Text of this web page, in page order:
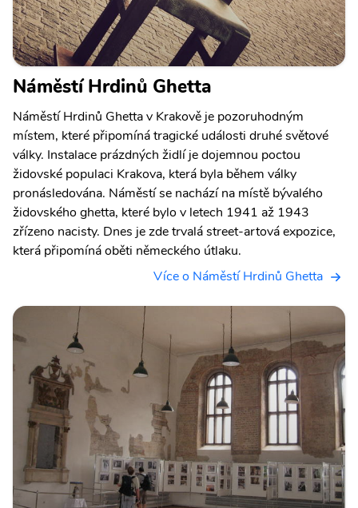
Náměstí Hrdinů Ghetta
Náměstí Hrdinů Ghetta v Krakově je pozoruhodným
místem, které připomíná tragické události druhé světové
války. Instalace prázdných židlí je dojemnou poctou
židovské populaci Krakova, která byla během války
pronásledována. Náměstí se nachází na místě bývalého
židovského ghetta, které bylo v letech 1941 až 1943
zřízeno nacisty. Dnes je zde trvalá street-artová expozice,
která připomíná oběti německého útlaku.
Více o Náměstí Hrdinů Ghetta